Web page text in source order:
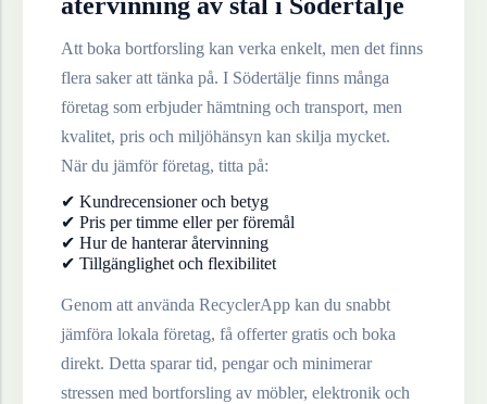
återvinning av stål i Södertälje
Att boka bortforsling kan verka enkelt, men det finns
flera saker att tänka på. I Södertälje finns många
företag som erbjuder hämtning och transport, men
kvalitet, pris och miljöhänsyn kan skilja mycket.
När du jämför företag, titta på:
✔ Kundrecensioner och betyg
✔ Pris per timme eller per föremål
✔ Hur de hanterar återvinning
✔ Tillgänglighet och flexibilitet
Genom att använda RecyclerApp kan du snabbt
jämföra lokala företag, få offerter gratis och boka
direkt. Detta sparar tid, pengar och minimerar
stressen med bortforsling av möbler, elektronik och